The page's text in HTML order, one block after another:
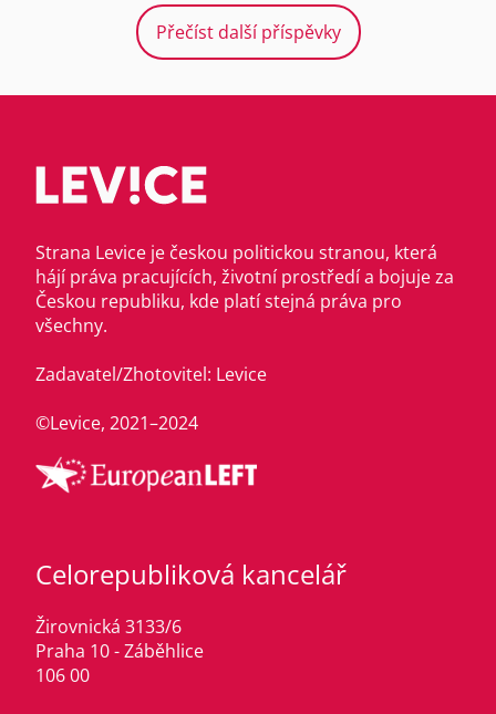
Přečíst další příspěvky
Strana Levice je českou politickou stranou, která
hájí práva pracujících, životní prostředí a bojuje za
Českou republiku, kde platí stejná práva pro
všechny.
Zadavatel/Zhotovitel: Levice
©Levice, 2021–2024
Celorepubliková kancelář
Žirovnická 3133/6
Praha 10 - Záběhlice
106 00